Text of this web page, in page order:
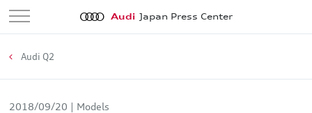
Audi Japan Press Center
Audi Q2
2018/09/20 Models